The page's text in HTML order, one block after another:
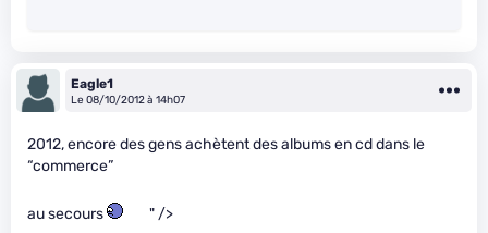
Eagle1
Le 08/10/2012 à 14h07
2012, encore des gens achètent des albums en cd dans le
“commerce”
au secours " />